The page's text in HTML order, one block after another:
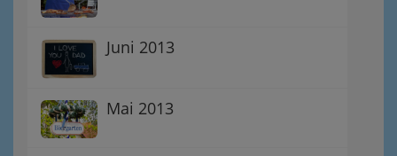
Juni 2013
Mai 2013